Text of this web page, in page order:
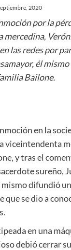
2020
por la
mercedina,
las redes por
él
Bailone.
en la
viceintendenta
y tras el
sureño,
mismo difundió
que se dio a
en una
debió cerrar